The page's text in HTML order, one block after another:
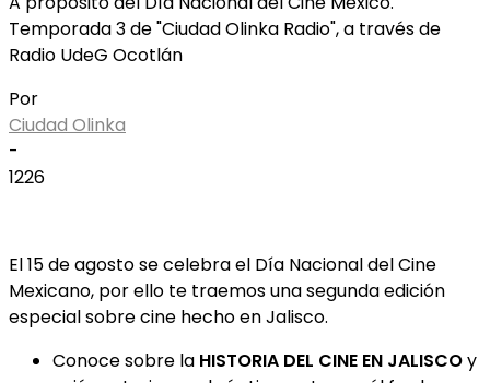
Temporada 3 de "Ciudad Olinka Radio", a través de
Radio UdeG Ocotlán
Por
Ciudad Olinka
-
1226
El 15 de agosto se celebra el Día Nacional del Cine
Mexicano, por ello te traemos una segunda edición
especial sobre cine hecho en Jalisco.
Conoce sobre la HISTORIA DEL CINE EN JALISCOy